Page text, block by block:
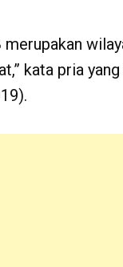
kata pria